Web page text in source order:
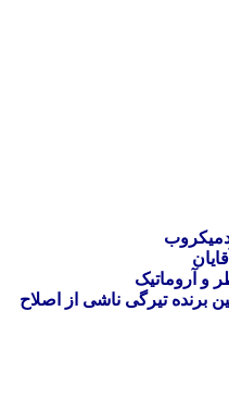
و آروماتیک
برنده تیرگی ناشی از اصلاح